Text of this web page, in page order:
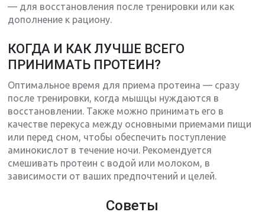
— для восстановления после тренировки или как
дополнение к рациону.
КОГДА И КАК ЛУЧШЕ ВСЕГО
ПРИНИМАТЬ ПРОТЕИН?
Оптимальное время для приема протеина — сразу
после тренировки, когда мышцы нуждаются в
восстановлении. Также можно принимать его в
качестве перекуса между основными приемами пищи
или перед сном, чтобы обеспечить поступление
аминокислот в течение ночи. Рекомендуется
смешивать протеин с водой или молоком, в
зависимости от ваших предпочтений и целей.
Советы